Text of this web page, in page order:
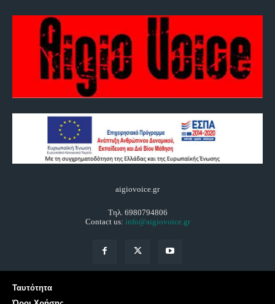
aigiovoice.gr
Τηλ. 6980794806
Contact us: info@aigiovoice.gr
Ταυτότητα